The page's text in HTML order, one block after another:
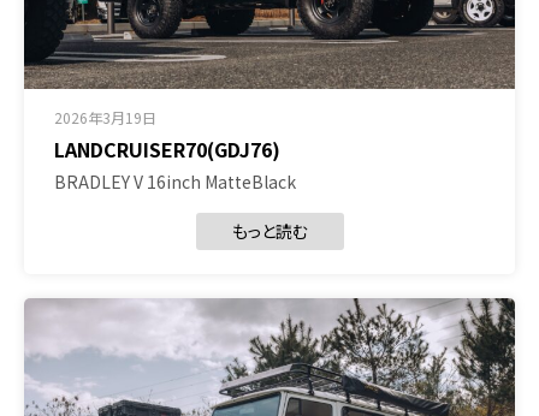
2026年3月19日
LANDCRUISER70(GDJ76)
BRADLEY V 16inch MatteBlack
もっと読む